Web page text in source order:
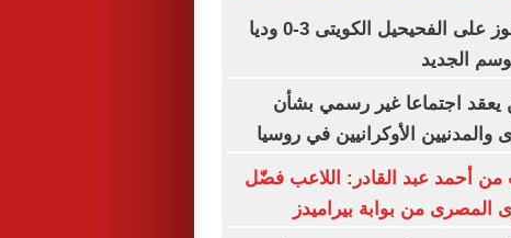
المقاولون يفوز على الفحيحيل الكويتى 3-0 وديا
الجديد
اجتماعا غير رسمي بشأن
والمدنيين الأوكرانيين في روسيا
أحمد عبد القادر: اللاعب فضّل
المصرى من بوابة بيراميدز